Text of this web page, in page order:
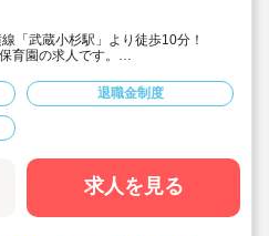
「武蔵小杉駅」より徒歩10分！
育園の求人です。
も充実している保育園！！
の帰省補助などあります！
に年に1回実家までの往復交通費を補
も歓迎☆
」がコンセプト！
の個性を大切にする保育！
ます！
活準備金補助制度あり（条件あり）
退職金制度
求人を見る